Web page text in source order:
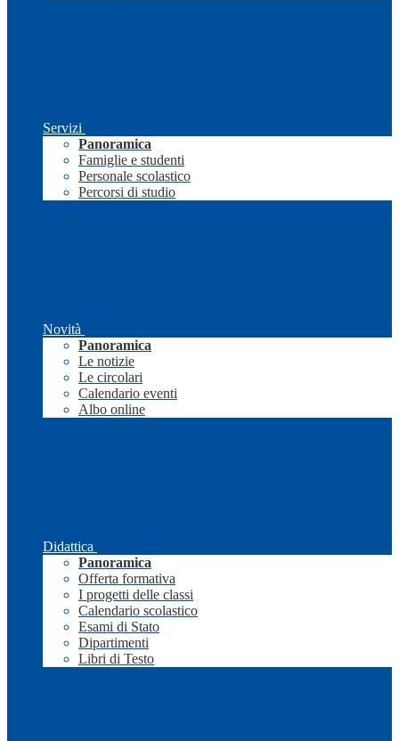
Servizi
Panoramica
Famiglie e studenti
Personale scolastico
Percorsi di studio
Novità
Panoramica
Le notizie
Le circolari
Calendario eventi
Albo online
Didattica
Panoramica
Offerta formativa
I progetti delle classi
Calendario scolastico
Esami di Stato
Dipartimenti
Libri di Testo